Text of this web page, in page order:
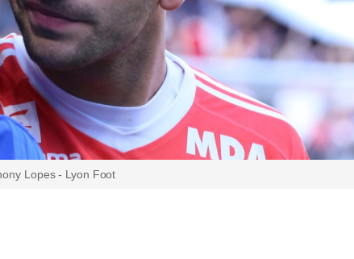
Lopes - Lyon Foot